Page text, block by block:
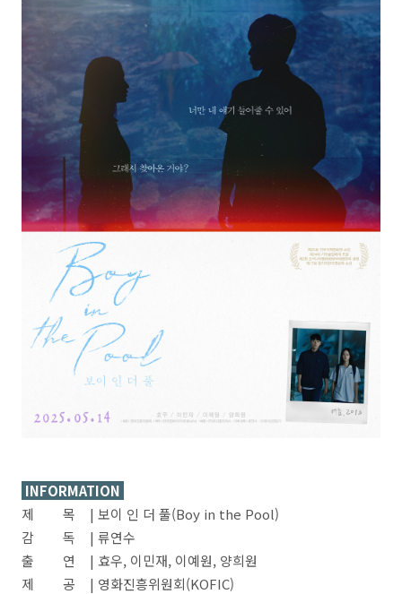
INFORMATION
제 목 | 보이 인 더 풀(Boy in the Pool)
감 독 | 류연수
출 연 | 효우, 이민재, 이예원, 양희원
제 공 | 영화진흥위원회(KOFIC)